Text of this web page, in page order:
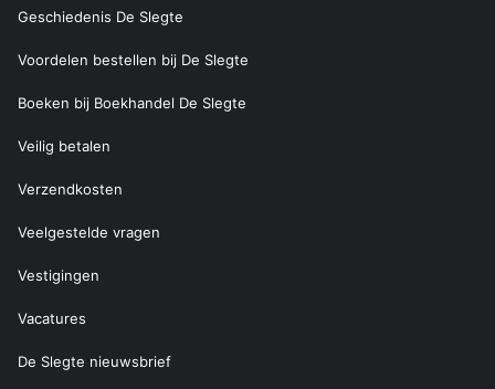
Geschiedenis De Slegte
Voordelen bestellen bij De Slegte
Boeken bij Boekhandel De Slegte
Veilig betalen
Verzendkosten
Veelgestelde vragen
Vestigingen
Vacatures
De Slegte nieuwsbrief